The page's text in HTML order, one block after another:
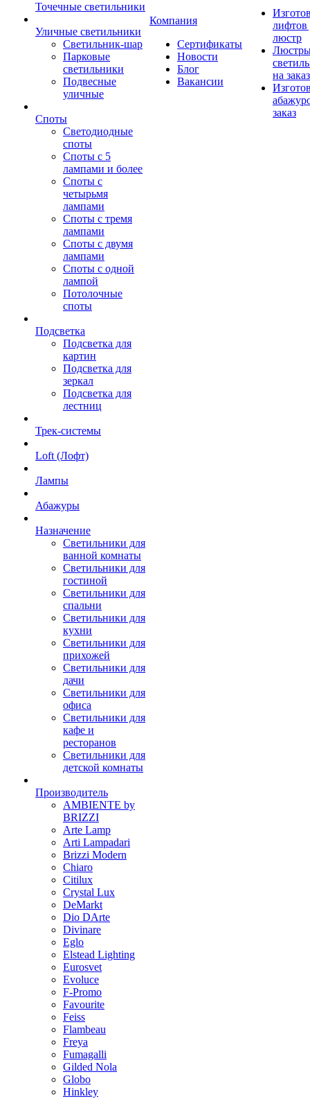
Точечные светильники
Уличные светильники
Светильник-шар
Парковые
светильники
Подвесные
уличные
Споты
Светодиодные
споты
Споты с 5
лампами и более
Споты с
четырьмя
лампами
Споты с тремя
лампами
Споты с двумя
лампами
Споты с одной
лампой
Потолочные
споты
Подсветка
Подсветка для
картин
Подсветка для
зеркал
Подсветка для
лестниц
Трек-системы
Loft (Лофт)
Лампы
Абажуры
Назначение
Светильники для
ванной комнаты
Светильники для
гостиной
Светильники для
спальни
Светильники для
кухни
Светильники для
прихожей
Светильники для
дачи
Светильники для
офиса
Светильники для
кафе и
ресторанов
Светильники для
детской комнаты
Производитель
AMBIENTE by
BRIZZI
Arte Lamp
Arti Lampadari
Brizzi Modern
Chiaro
Citilux
Crystal Lux
DeMarkt
Dio DArte
Divinare
Eglo
Elstead Lighting
Eurosvet
Evoluce
F-Promo
Favourite
Feiss
Flambeau
Freya
Fumagalli
Gilded Nola
Globo
Hinkley
Компания
Сертификаты
Новости
Блог
Вакансии
лифтов
люстр
на заказ
заказ